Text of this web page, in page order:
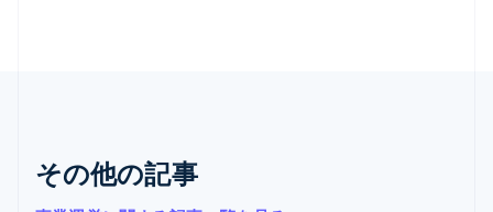
その他の記事
クロアチア
English Italiano